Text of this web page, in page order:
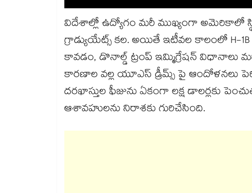
విదేశాల్లో ఉద్యోగం మరీ ముఖ్యంగా అమెరికాలో
గ్రాడ్యుయేట్స్ కల. అయితే ఇటీవల కాలంలో H-
కావడం, డొనాల్డ్ ట్రంప్ ఇమ్మిగ్రేషన్ విధానాలు
కారణాల వల్ల యూఎస్ డ్రీమ్స్ పై ఆందోళనలు
దరఖాస్తుల ఫీజును ఏకంగా లక్ష డాలర్లకు
ఆశావహులను నిరాశకు గురిచేసింది.